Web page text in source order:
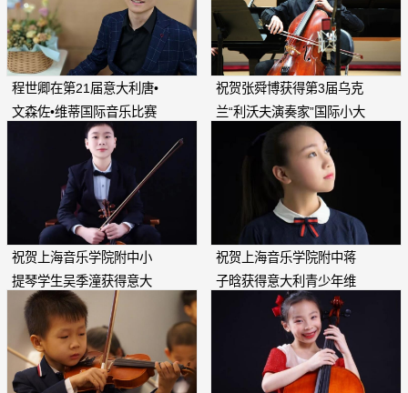
程世卿在第21届意大利唐•
文森佐•维蒂国际音乐比赛
中获作曲四等奖、第七名
祝贺张舜博获得第3届乌克
兰“利沃夫演奏家”国际小大
中提琴比赛第一名！
祝贺上海音乐学院附中小
提琴学生吴季潼获得意大
利巴列塔城比赛特等奖！
祝贺上海音乐学院附中蒋
子晗获得意大利青少年维
罗纳钢琴比赛C组一等奖